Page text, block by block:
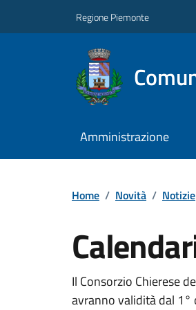
Regione Piemonte
Amministrazione
Home / Novità / Notizie
Il Consorzio Chierese
avranno validità dal